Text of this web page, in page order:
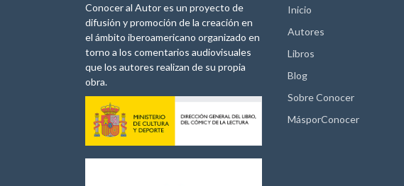
Conocer al Autor es un proyecto de
difusión y promoción de la creación en
el ámbito iberoamericano organizado en
torno a los comentarios audiovisuales
que los autores realizan de su propia
obra.
Inicio
Autores
Libros
Blog
Sobre Conocer
MásporConocer